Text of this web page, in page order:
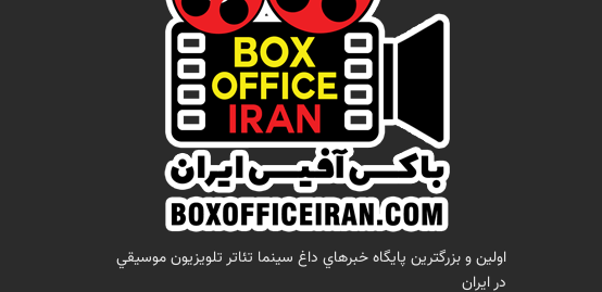
اولين و بزرگترين پايگاه خبرهاي داغ سينما تئاتر تلويزيون موسيقي
در ايران